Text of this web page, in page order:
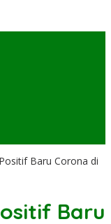
Baru Corona di
Baru